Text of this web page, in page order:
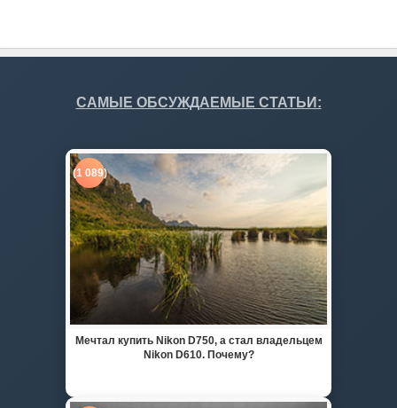
САМЫЕ ОБСУЖДАЕМЫЕ СТАТЬИ:
(1 089)
Мечтал купить Nikon D750, а стал владельцем
Nikon D610. Почему?